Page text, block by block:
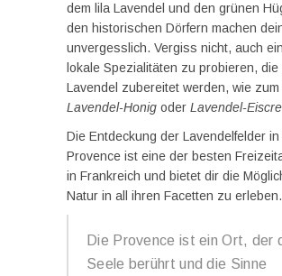
dem lila Lavendel und den grünen
den historischen Dörfern machen
unvergesslich. Vergiss nicht, auch
lokale Spezialitäten zu probieren, die
Lavendel zubereitet werden, wie zum
Lavendel-Honig oder Lavendel-
Die Entdeckung der Lavendelfelder
Provence ist eine der besten
in Frankreich und bietet dir die
Natur in all ihren Facetten zu erleben.
Die Provence ist ein Ort, der
Seele berührt und die Sinne